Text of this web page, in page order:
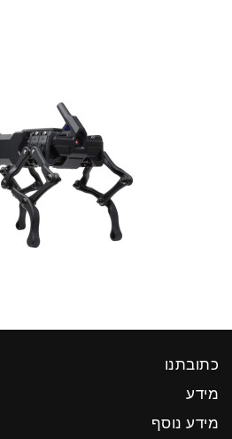
כתובתנו
מידע
מידע נוסף